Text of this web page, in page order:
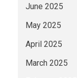
June 2025
May 2025
April 2025
March 2025